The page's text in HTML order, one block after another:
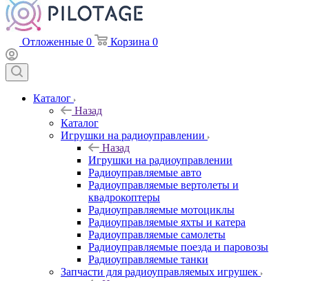
Отложенные 0 Корзина 0
Каталог
Назад
Каталог
Игрушки на радиоуправлении
Назад
Игрушки на радиоуправлении
Радиоуправляемые авто
Радиоуправляемые вертолеты и
квадрокоптеры
Радиоуправляемые мотоциклы
Радиоуправляемые яхты и катера
Радиоуправляемые самолеты
Радиоуправляемые поезда и паровозы
Радиоуправляемые танки
Запчасти для радиоуправляемых игрушек